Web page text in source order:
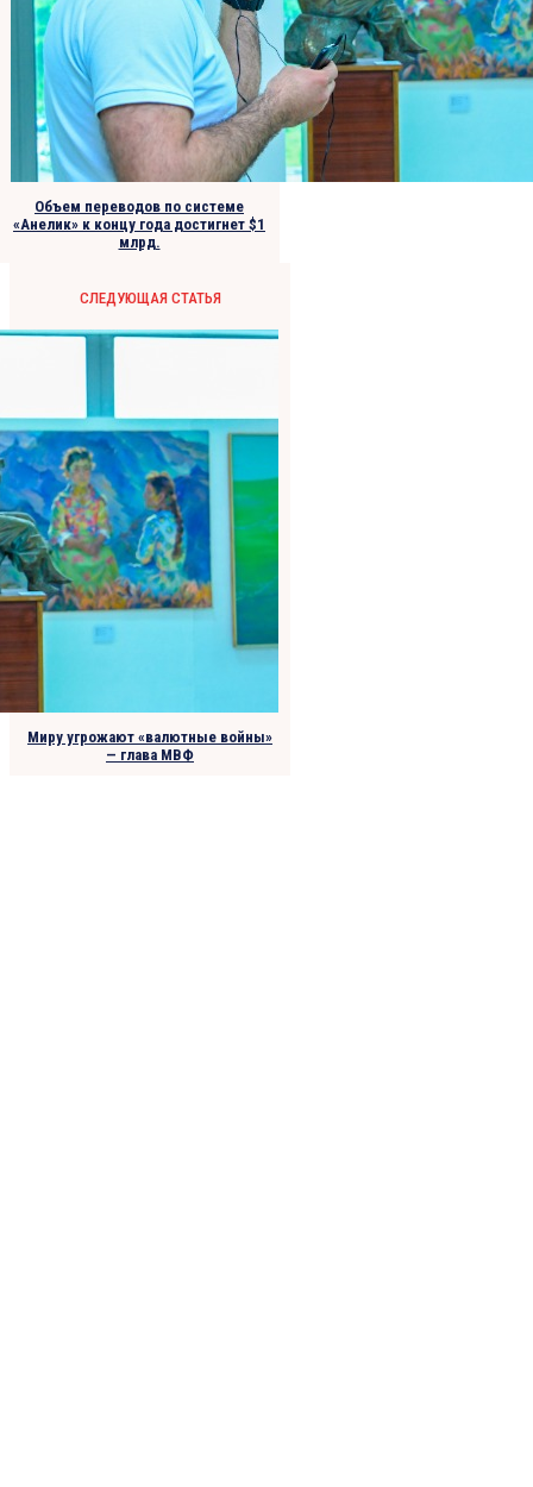
Объем переводов по системе
«Анелик» к концу года достигнет $1
млрд.
СЛЕДУЮЩАЯ СТАТЬЯ
Миру угрожают «валютные войны»
— глава МВФ